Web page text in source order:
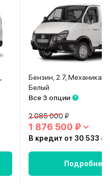
Бензин, 2.7, Механика,
Белый
Все 3 опции
2 085 000 ₽
1 876 500 ₽
В кредит от 30 533 ₽
Подробнее